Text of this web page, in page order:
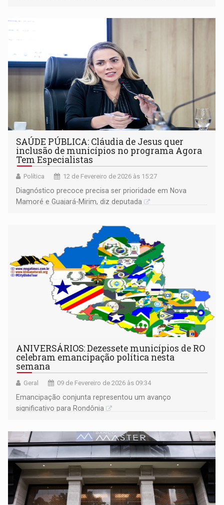
SAÚDE PÚBLICA: Cláudia de Jesus quer
inclusão de municípios no programa Agora
Tem Especialistas
Política 12 de Fevereiro de 2026 às 15:27
Diagnóstico precoce precisa ser prioridade em Nova
Mamoré e Guajará-Mirim, diz deputada
ANIVERSÁRIOS: Dezessete municípios de RO
celebram emancipação política nesta
semana
Geral 09 de Fevereiro de 2026 às 09:34
Emancipação conjunta representou um avanço
significativo para Rondônia